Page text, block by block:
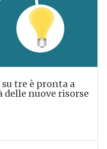
tre è pronta a
nuove risorse